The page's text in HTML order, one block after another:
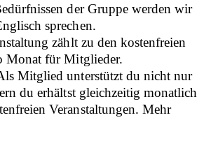
der Gruppe werden wir
sprechen.
zählt zu den kostenfreien
Monat für Mitglieder.
Mitglied unterstützt du nicht nur
du erhältst gleichzeitig monatlich
Veranstaltungen. Mehr